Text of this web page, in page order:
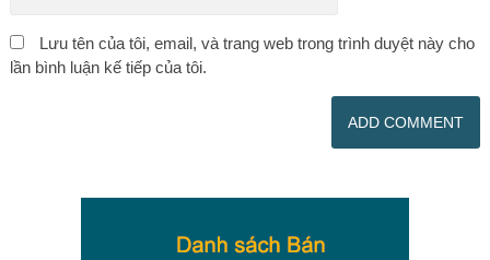
Lưu tên của tôi, email, và trang web trong trình duyệt này cho
lần bình luận kế tiếp của tôi.